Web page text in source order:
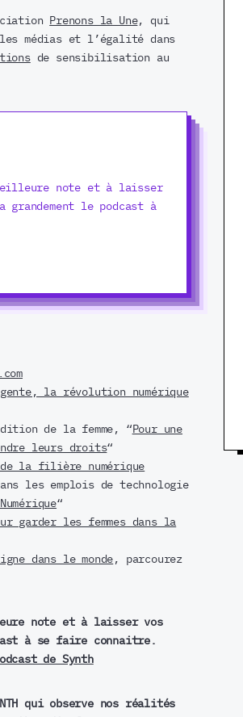
Prenons la Une, qui
médias et l’égalité dans
de sensibilisation au
note et à laisser
grandement le podcast à
la révolution numérique
de la femme, “Pour une
leurs droits“
la filière numérique
les emplois de technologie
“
garder les femmes dans la
dans le monde, parcourez
note et à laisser vos
à se faire connaitre.
de Synth
qui observe nos réalités